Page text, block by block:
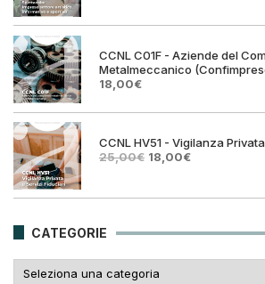
CCNL C01F - Aziende del
Metalmeccanico
Il
originale
25,00€.
18,00€Il
attuale
18,00€.
CCNL HV51 - Vigilanza
25,00€ Il
era:
18,00€Il
è:
CATEGORIE